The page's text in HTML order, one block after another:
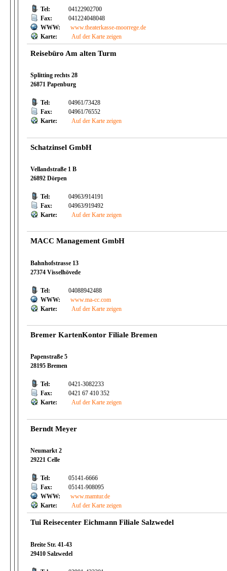
Tel:
04122902700
Fax:
041224048048
WWW:
www.theaterkasse-moorrege.de
Karte:
Auf der Karte zeigen
Reisebüro Am alten Turm
Splitting rechts 28
26871 Papenburg
Tel:
04961/73428
Fax:
04961/76552
Karte:
Auf der Karte zeigen
Schatzinsel GmbH
Vellandstraße 1 B
26892 Dörpen
Tel:
04963/914191
Fax:
04963/919492
Karte:
Auf der Karte zeigen
MACC Management GmbH
Bahnhofstrasse 13
27374 Visselhövede
Tel:
04088942488
WWW:
www.ma-cc.com
Karte:
Auf der Karte zeigen
Bremer KartenKontor Filiale Bremen
Papenstraße 5
28195 Bremen
Tel:
0421-3082233
Fax:
0421 67 410 352
Karte:
Auf der Karte zeigen
Berndt Meyer
Neumarkt 2
29221 Celle
Tel:
05141-6666
Fax:
05141-908095
WWW:
www.mamtur.de
Karte:
Auf der Karte zeigen
Tui Reisecenter Eichmann Filiale Salzwedel
Breite Str. 41-43
29410 Salzwedel